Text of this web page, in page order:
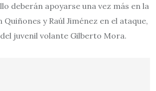
deberán apoyarse una vez más en la
Quiñones y Raúl Jiménez en el ataque,
juvenil volante Gilberto Mora.